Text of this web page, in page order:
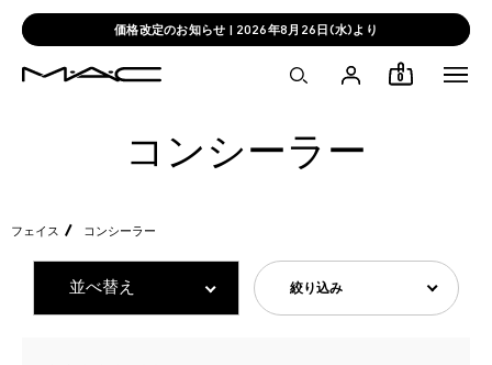
価格改定のお知らせ | 2026年8月26日(水)より
0
コンシーラー
フェイス コンシーラー
絞り込み